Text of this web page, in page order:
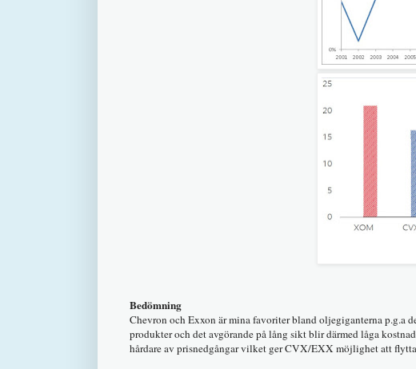
Bedömning
Chevron och Exxon är mina favoriter bland oljegiganterna p.g.a
produkter och det avgörande på lång sikt blir därmed låga
hårdare av prisnedgångar vilket ger CVX/EXX möjlighet att